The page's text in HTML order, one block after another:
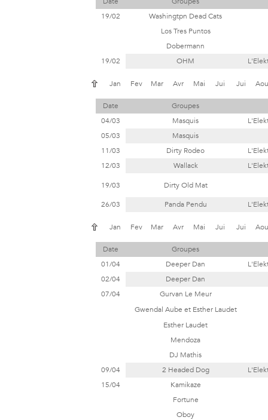
19/02
Washingtpn Dead Cats
Los Tres Puntos
Dobermann
19/02
OHM
Jan Fev Mar Avr Mai Jui Jui Aou
Date
Groupes
04/03
Masquis
05/03
Masquis
11/03
Dirty Rodeo
12/03
Wallack
19/03
Dirty Old Mat
26/03
Panda Pendu
Jan Fev Mar Avr Mai Jui Jui Aou
Date
Groupes
01/04
Deeper Dan
02/04
Deeper Dan
07/04
Gurvan Le Meur
Gwendal Aube et Esther Laudet
Esther Laudet
Mendoza
DJ Mathis
09/04
2 Headed Dog
15/04
Kamikaze
Fortune
Oboy